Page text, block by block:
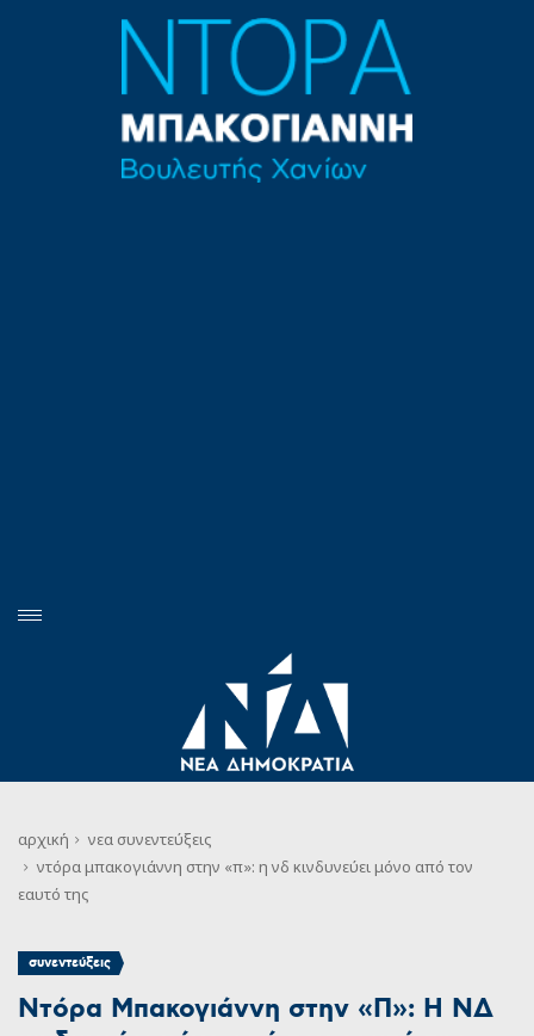
αρχική νεα συνεντεύξεις
ντόρα μπακογιάννη στην «π»: η νδ κινδυνεύει μόνο από τον
εαυτό της
συνεντεύξεις
Ντόρα Μπακογιάννη στην «Π»: Η ΝΔ